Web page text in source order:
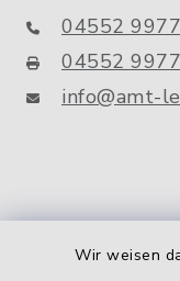
Wir weisen
04552
04552
info@amt-